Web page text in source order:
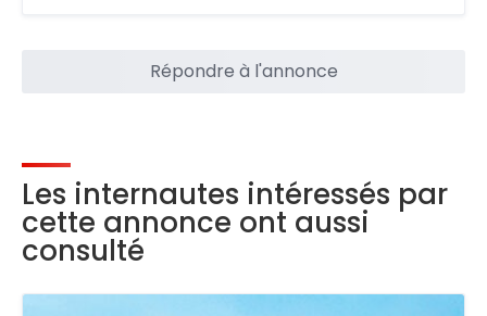
Répondre à l'annonce
Les internautes intéressés par
cette annonce ont aussi
consulté